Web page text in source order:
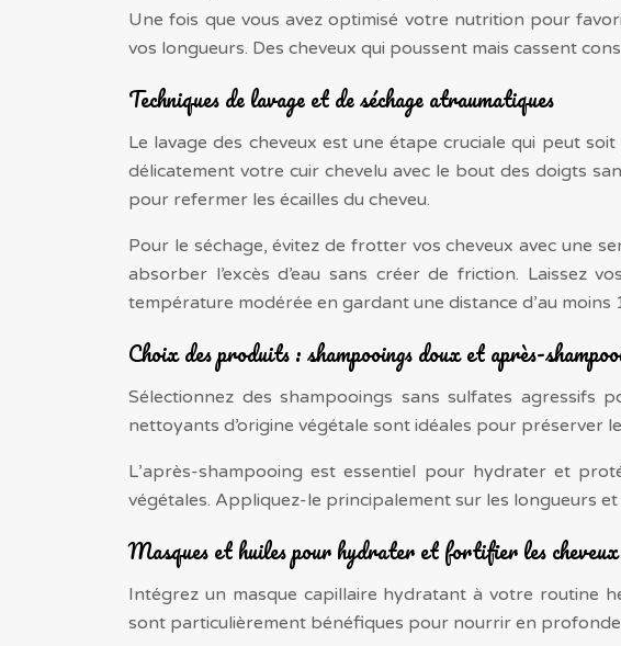
Une fois que vous avez optimisé votre nutrition pour
vos longueurs. Des cheveux qui poussent mais cassent
Techniques de lavage et de séchage atraumatiques
Le lavage des cheveux est une étape cruciale qui peut
délicatement votre cuir chevelu avec le bout des doigts
pour refermer les écailles du cheveu.
Pour le séchage, évitez de frotter vos cheveux avec une
absorber l’excès d’eau sans créer de friction. Laissez
température modérée en gardant une distance d’au moins
Choix des produits : shampooings doux et après-
Sélectionnez des shampooings sans sulfates agressifs
nettoyants d’origine végétale sont idéales pour préserver
L’après-shampooing est essentiel pour hydrater et
végétales. Appliquez-le principalement sur les longueurs
Masques et huiles pour hydrater et fortifier les cheveux
Intégrez un masque capillaire hydratant à votre routine
sont particulièrement bénéfiques pour nourrir en